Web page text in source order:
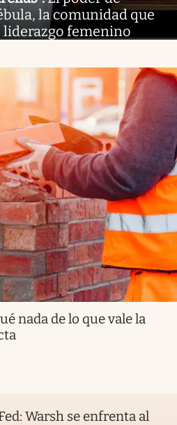
la comunidad que
liderazgo femenino
nada de lo que vale la
Warsh se enfrenta al